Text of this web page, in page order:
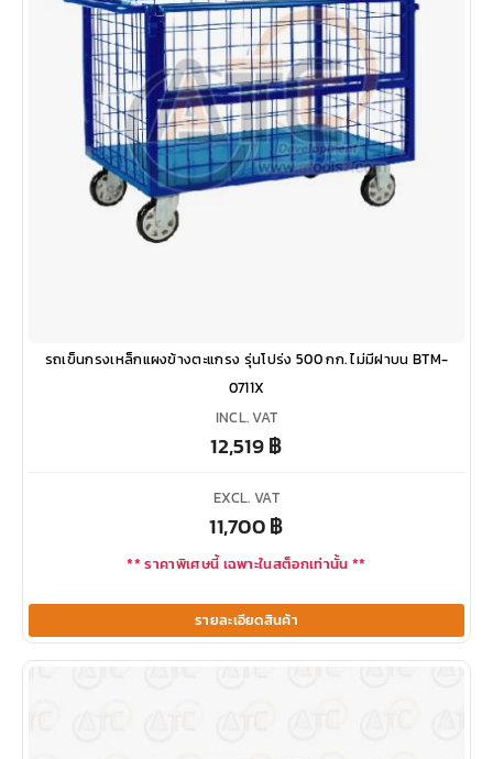
รถเข็นกรงเหล็กแผงข้างตะแกรง รุ่นโปร่ง 500 กก. ไม่มีฝาบน BTM-
0711X
INCL. VAT
12,519฿
EXCL. VAT
11,700฿
** ราคาพิเศษนี้ เฉพาะในสต็อกเท่านั้น **
รายละเอียดสินค้า